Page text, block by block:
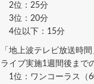
2位：25分
3位：20分
4位以下：15分
「地上波テレビ放送時間
ライブ実施1週間後まで
1位：ワンコーラス（